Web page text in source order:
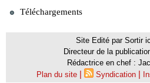
Téléchargements
Site Edité par Sortir
Directeur de la
Rédactrice en chef :
Plan du site | Syndication |